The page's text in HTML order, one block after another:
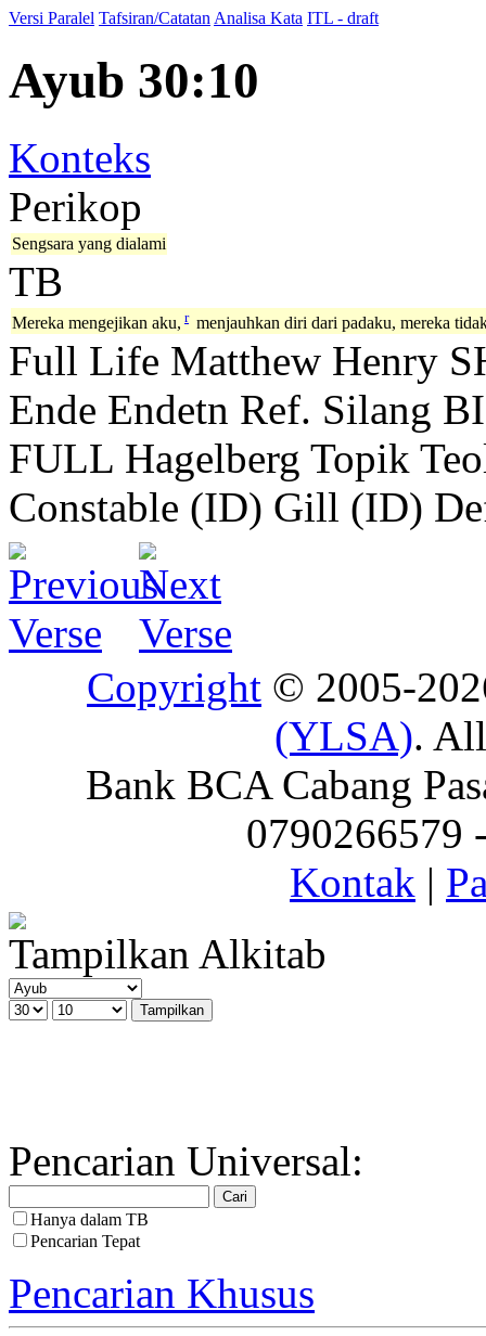
Versi Paralel Tafsiran/Catatan Analisa Kata ITL - draft
Ayub 30:10
Konteks
Perikop
Sengsara yang dialami
TB
Mereka mengejikan aku, r menjauhkan diri dari padaku, mereka
Full Life Matthew Henry
Ende Endetn Ref. Silang
FULL Hagelberg Topik
Constable (ID) Gill (ID)
Copyright © 2005-
(YLSA).
Bank BCA Cabang
0790266579
Kontak |
Tampilkan Alkitab
Pencarian Universal:
Hanya dalam TB
Pencarian Tepat
Pencarian Khusus